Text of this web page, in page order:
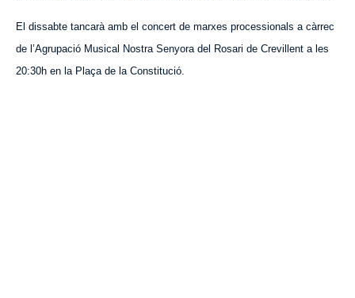
El dissabte tancarà amb el concert de marxes processionals a càrrec
de l’Agrupació Musical Nostra Senyora del Rosari de Crevillent a les
20:30h en la Plaça de la Constitució.